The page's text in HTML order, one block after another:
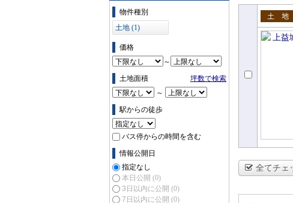
物件の条件で絞り込む
物件種別
土地 (1)
価格
～
土地面積
坪数で検索
～
駅からの徒歩
バス停からの時間を含む
情報公開日
指定なし
本日公開 (0)
3日以内に公開 (0)
7日以内に公開 (0)
売土地
全てチェ